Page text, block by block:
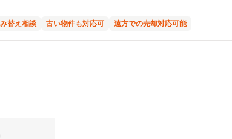
替え相談 古い物件も対応可 遠方での売却対応可能